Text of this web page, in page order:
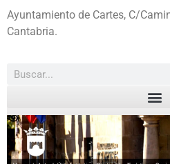
Ayuntamiento de Cartes, C/
Cantabria.